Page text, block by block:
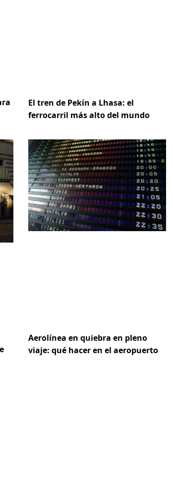
El tren de Pekín a Lhasa: el
ferrocarril más alto del mundo
Aerolínea en quiebra en pleno
viaje: qué hacer en el aeropuerto